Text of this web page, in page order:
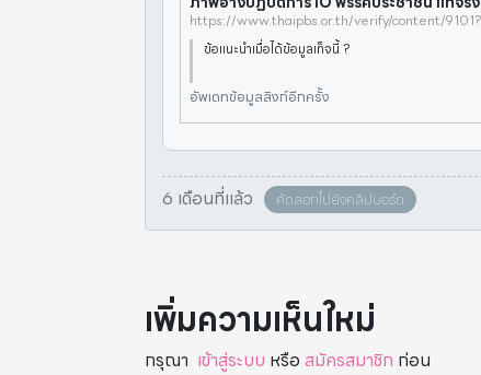
ข้อแนะนำเมื่อได้ข้อมูลเท็จนี้ ?
อัพเดทข้อมูลลิงก์อีกครั้ง
6 เดือนที่แล้ว คัดลอกไปยังคลิปบอร์ด
เพิ่มความเห็นใหม่
กรุณา เข้าสู่ระบบ หรือ สมัครสมาชิก ก่อน